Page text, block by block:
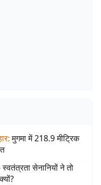
: मुगमा में 218.9 मीट्रिक
सेनानियों ने तो